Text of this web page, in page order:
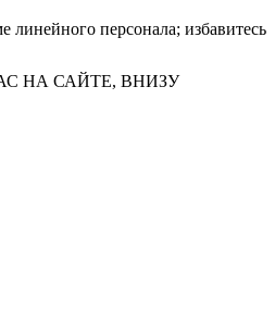
линейного персонала; избавитесь
НАС НА САЙТЕ, ВНИЗУ